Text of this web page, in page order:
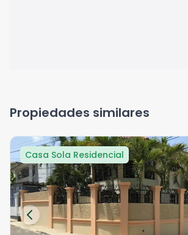
Propiedades similares
Casa Sola Residencial